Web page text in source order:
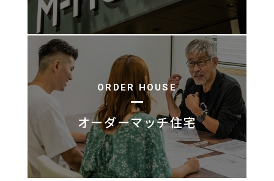
ORDER HOUSE
オーダーマッチ住宅